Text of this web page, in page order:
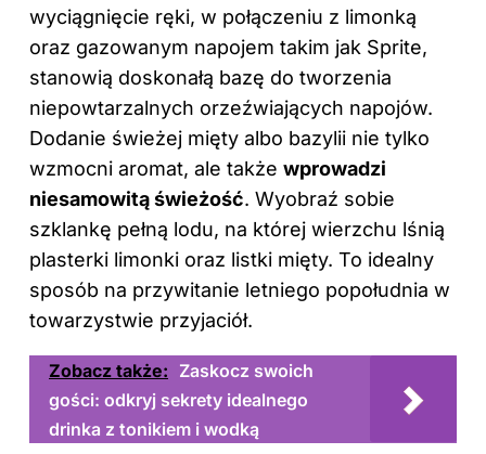
wyciągnięcie ręki, w połączeniu z limonką
oraz gazowanym napojem takim jak Sprite,
stanowią doskonałą bazę do tworzenia
niepowtarzalnych orzeźwiających napojów.
Dodanie świeżej mięty albo bazylii nie tylko
wzmocni aromat, ale także wprowadzi
niesamowitą świeżość. Wyobraź sobie
szklankę pełną lodu, na której wierzchu lśnią
plasterki limonki oraz listki mięty. To idealny
sposób na przywitanie letniego popołudnia w
towarzystwie przyjaciół.
Zobacz także: Zaskocz swoich
gości: odkryj sekrety idealnego
drinka z tonikiem i wodką